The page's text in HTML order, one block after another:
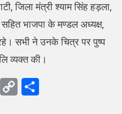
जिला मंत्री श्याम सिंह हड़ला,
भाजपा के मण्डल अध्यक्ष,
सभी ने उनके चित्र पर पुष्प
व्यक्त की।
Twitter
Copy